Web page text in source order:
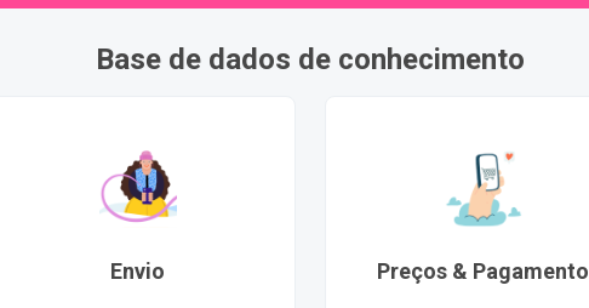
Base de dados de conhecimento
Envio Preços & Pagamento